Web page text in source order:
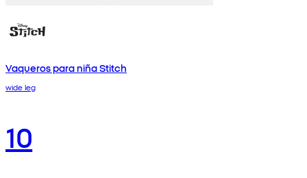
Vaqueros para niña Stitch
wide leg
10